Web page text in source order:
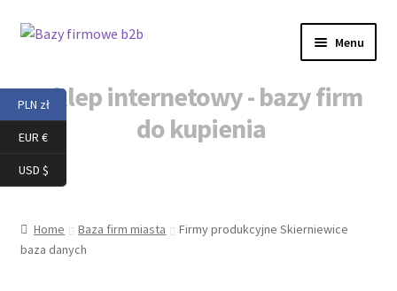
Przejdź
Przejdź
Sklep internetowy - bazy firm
do kupienia
Menu
Strona główna
Home Baza firm miasta
Firmy produkcyjne Skierniewice
baza danych
PLN zł
EUR €
USD $